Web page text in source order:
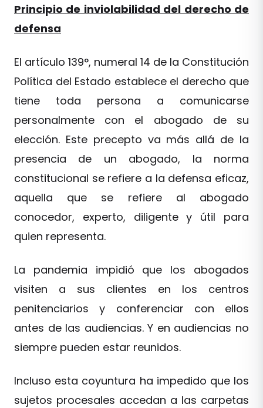
Principio de inviolabilidad del derecho de
defensa
El artículo 139°, numeral 14 de la Constitución
Política del Estado establece el derecho que
tiene toda persona a comunicarse
personalmente con el abogado de su
elección. Este precepto va más allá de la
presencia de un abogado, la norma
constitucional se refiere a la defensa eficaz,
aquella que se refiere al abogado
conocedor, experto, diligente y útil para
quien representa.
La pandemia impidió que los abogados
visiten a sus clientes en los centros
penitenciarios y conferenciar con ellos
antes de las audiencias. Y en audiencias no
siempre pueden estar reunidos.
Incluso esta coyuntura ha impedido que los
sujetos procesales accedan a las carpetas